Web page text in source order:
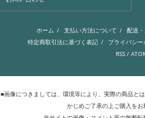
ホーム / 支払い方法について / 配送
特定商取引法に基づく表記 / プライバシー
RSS/
■画像につきましては、環境等により、実際の商品と
かじめご了承の上ご購入をお